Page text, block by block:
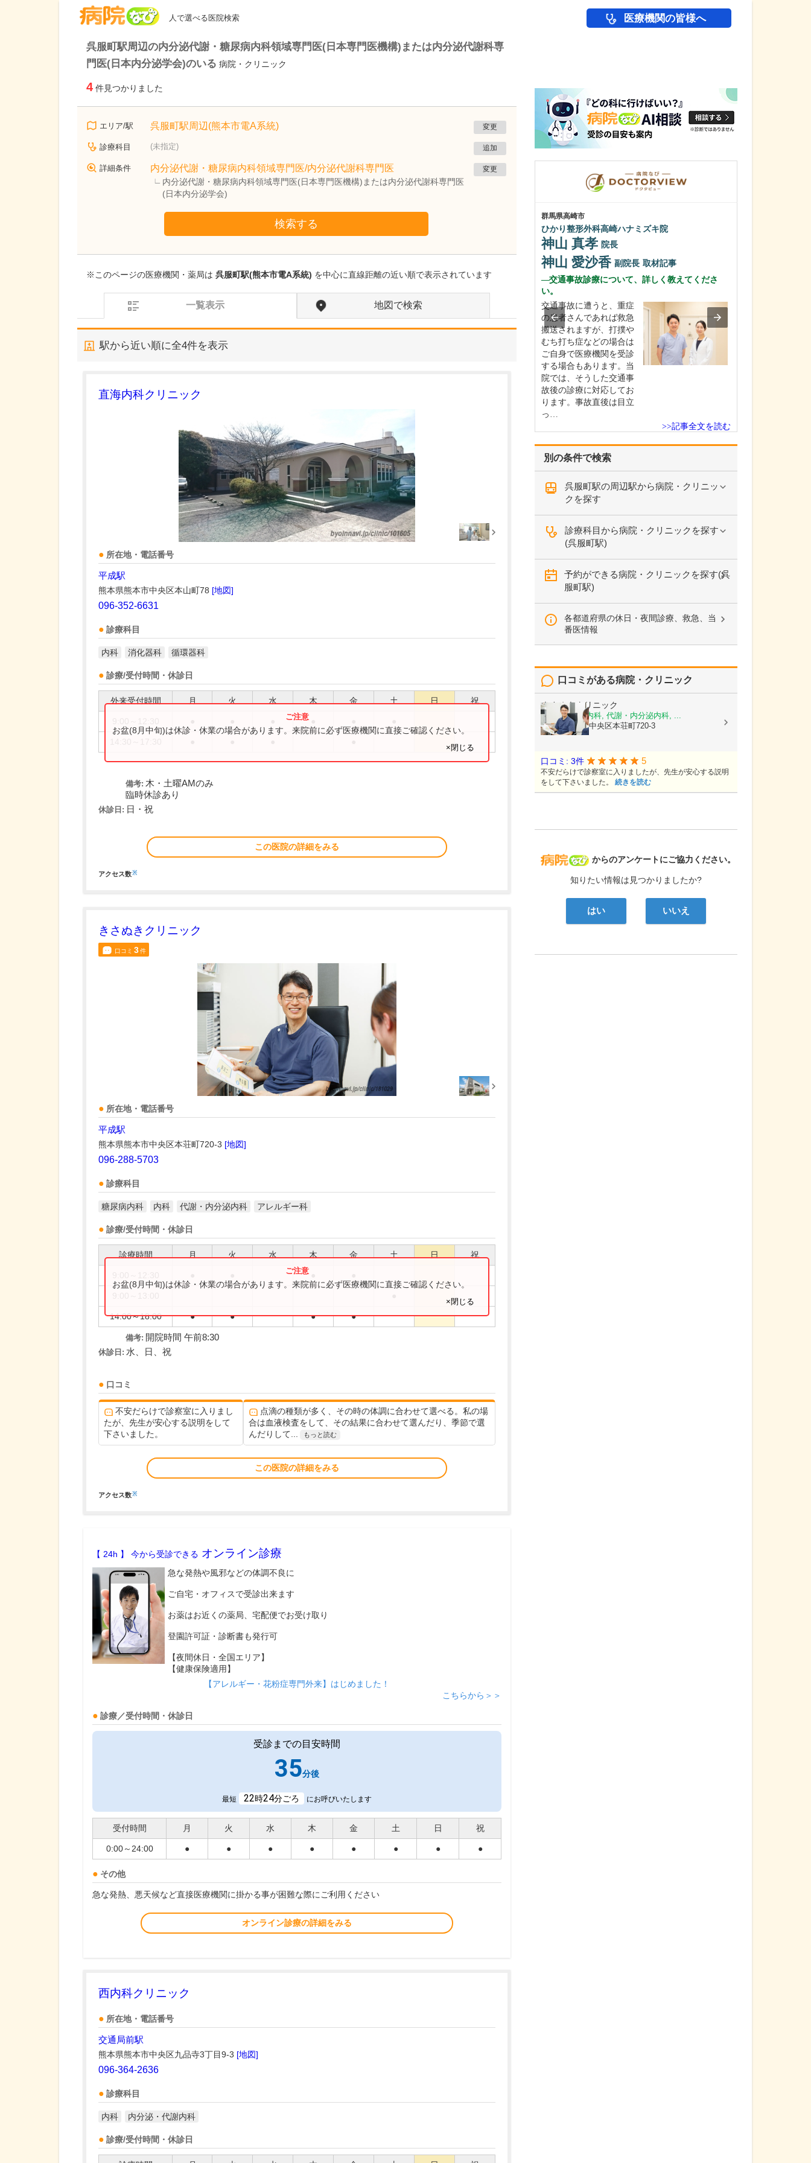
人で選べる医院検索 医療機関の皆様へ
呉服町駅周辺の内分泌代謝・糖尿病内科領域専門医(日本専門医機構)または内分泌代謝科専
門医(日本内分泌学会)のいる 病院・クリニック
4 件見つかりました
エリア/駅 呉服町駅周辺(熊本市電A系統) 変更
診療科目 (未指定) 追加
詳細条件 内分泌代謝・糖尿病内科領域専門医/内分泌代謝科専門医
内分泌代謝・糖尿病内科領域専門医(日本専門医機構)または内分泌代謝科専門医
(日本内分泌学会)
変更
検索する
※このページの医療機関・薬局は 呉服町駅(熊本市電A系統) を中心に直線距離の近い順で表示されています
一覧表示 地図で検索
駅から近い順に全4件を表示
直海内科クリニック
所在地・電話番号
平成駅
熊本県熊本市中央区本山町78 [地図]
096-352-6631
診療科目
内科 消化器科 循環器科
診療/受付時間・休診日
外来受付時間 月 火 水 木 金 土 日 祝
お盆(8月中旬)は休診・休業の場合があります。来院前に必ず医療機関に直接ご確認ください。
×閉じる
備考: 木・土曜AMのみ
臨時休診あり
休診日: 日・祝
この医院の詳細をみる
アクセス数※
きさぬきクリニック
口コミ 3件
所在地・電話番号
平成駅
熊本県熊本市中央区本荘町720-3 [地図]
096-288-5703
診療科目
糖尿病内科 内科 代謝・内分泌内科 アレルギー科
診療/受付時間・休診日
診療時間 月 火 水 木 金 土 日 祝
14:00～18:00 ● ● ● ●
お盆(8月中旬)は休診・休業の場合があります。来院前に必ず医療機関に直接ご確認ください。
×閉じる
備考: 開院時間 午前8:30
休診日: 水、日、祝
口コミ
不安だらけで診察室に入りまし
たが、先生が安心する説明をして
下さいました。
点滴の種類が多く、その時の体調に合わせて選べる。私の場
合は血液検査をして、その結果に合わせて選んだり、季節で選
んだりして...
もっと読む
この医院の詳細をみる
アクセス数※
【 24h 】 今から受診できる オンライン診療
急な発熱や風邪などの体調不良に
ご自宅・オフィスで受診出来ます
お薬はお近くの薬局、宅配便でお受け取り
登園許可証・診断書も発行可
【夜間休日・全国エリア】
【健康保険適用】
【アレルギー・花粉症専門外来】はじめました！
こちらから＞＞
診療／受付時間・休診日
受診までの目安時間
35分後
最短 22時24分ごろ にお呼びいたします
受付時間 月 火 水 木 金 土 日 祝
0:00～24:00 ● ● ● ● ● ● ● ●
その他
急な発熱、悪天候など直接医療機関に掛かる事が困難な際にご利用ください
オンライン診療の詳細をみる
西内科クリニック
所在地・電話番号
交通局前駅
熊本県熊本市中央区九品寺3丁目9-3 [地図]
096-364-2636
診療科目
内科 内分泌・代謝内科
診療/受付時間・休診日
別の条件で検索
呉服町駅の周辺駅から病院・クリニッ
クを探す
診療科目から病院・クリニックを探す
(呉服町駅)
予約ができる病院・クリニックを探す(呉
服町駅)
各都道府県の休日・夜間診療、救急、当
番医情報
病院なび
からのアンケートにご協力ください。
知りたい情報は見つかりましたか?
はい いいえ
口コミがある病院・クリニック
きさぬきクリニック
糖尿病内科, 内科, 代謝・内分泌内科, ...
熊本県熊本市中央区本荘町720-3
口コミ: 3件 5
不安だらけで診察室に入りましたが、先生が安心する説明
をして下さいました。 続きを読む
たのにはどのような理由があったのでしょうか?
すると治ることはなく、
患者さんは生涯付き合っ
群馬県高崎市
ひかり整形外科高崎ハナミズキ院
神山 真孝 院長
神山 愛沙香 副院長 取材記事
交通事故診療について、詳しく教えてくださ
い。
交通事故に遭うと、重症
の患者さんであれば救急
搬送されますが、打撲や
むち打ち症などの場合は
ご自身で医療機関を受診
する場合もあります。当
院では、そうした交通事
故後の診療に対応してお
ります。事故直後は目立
っ…
>>記事全文を読む